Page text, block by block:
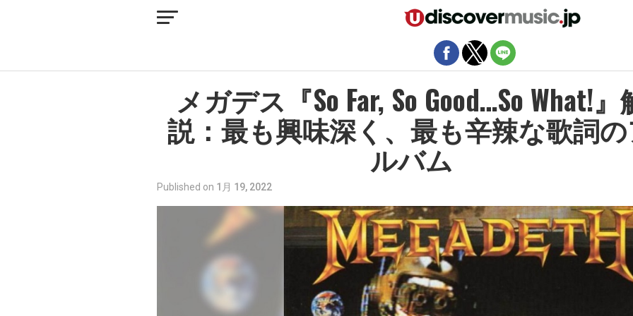
メガデス『So Far, So Good…So What!』
説：最も興味深く、最も辛辣な歌詞
ルバム
Published on 1月 19, 2022
モバイルバージョンを終了